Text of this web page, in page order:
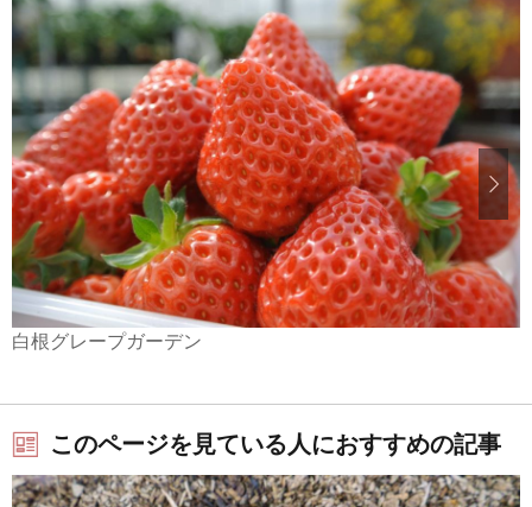
白根グレープガーデン
このページを見ている人におすすめの記事